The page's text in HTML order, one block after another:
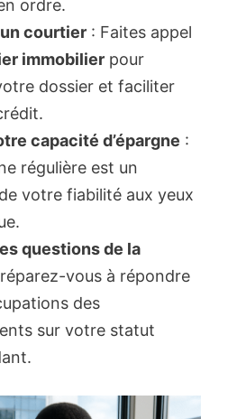
ordre.
courtier : Faites appel
immobilier pour
dossier et faciliter
capacité d’épargne :
régulière est un
votre fiabilité aux yeux
questions de la
vous à répondre
des
sur votre statut